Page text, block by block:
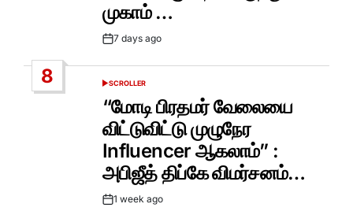
முகாம் …
Post7 days ago
8
POSTED
IN
SCROLLER
“மோடி பிரதமர் வேலையை
விட்டுவிட்டு முழுநேர
Influencer ஆகலாம்” :
அபிஜீத் திப்கே விமர்சனம்…
Post1 week ago